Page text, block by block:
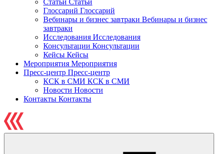
Статьи Статьи
Глоссарий Глоссарий
Вебинары и бизнес завтраки Вебинары и бизнес
завтраки
Исследования Исследования
Консультации Консультации
Кейсы Кейсы
Мероприятия Мероприятия
Пресс-центр Пресс-центр
КСК в СМИ КСК в СМИ
Новости Новости
Контакты Контакты